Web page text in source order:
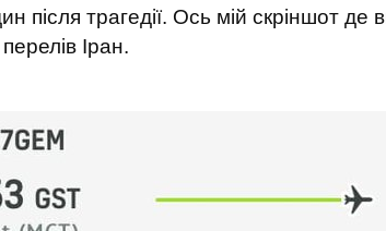
після трагедії. Ось мій скріншот
Іран.